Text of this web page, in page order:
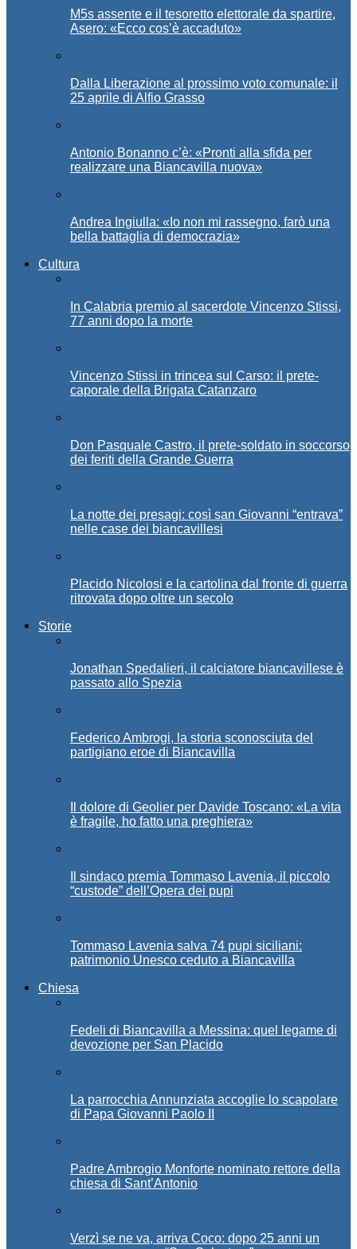
M5s assente e il tesoretto elettorale da spartire,
Asero: «Ecco cos’è accaduto»
Dalla Liberazione al prossimo voto comunale: il
25 aprile di Alfio Grasso
Antonio Bonanno c’è: «Pronti alla sfida per
realizzare una Biancavilla nuova»
Andrea Ingiulla: «Io non mi rassegno, farò una
bella battaglia di democrazia»
Cultura
In Calabria premio al sacerdote Vincenzo Stissi,
77 anni dopo la morte
Vincenzo Stissi in trincea sul Carso: il prete-
caporale della Brigata Catanzaro
Don Pasquale Castro, il prete-soldato in soccorso
dei feriti della Grande Guerra
La notte dei presagi: così san Giovanni “entrava”
nelle case dei biancavillesi
Placido Nicolosi e la cartolina dal fronte di guerra
ritrovata dopo oltre un secolo
Storie
Jonathan Spedalieri, il calciatore biancavillese è
passato allo Spezia
Federico Ambrogi, la storia sconosciuta del
partigiano eroe di Biancavilla
Il dolore di Geolier per Davide Toscano: «La vita
è fragile, ho fatto una preghiera»
Il sindaco premia Tommaso Lavenia, il piccolo
“custode” dell’Opera dei pupi
Tommaso Lavenia salva 74 pupi siciliani:
patrimonio Unesco ceduto a Biancavilla
Chiesa
Fedeli di Biancavilla a Messina: quel legame di
devozione per San Placido
La parrocchia Annunziata accoglie lo scapolare
di Papa Giovanni Paolo II
Padre Ambrogio Monforte nominato rettore della
chiesa di Sant’Antonio
Verzì se ne va, arriva Coco: dopo 25 anni un